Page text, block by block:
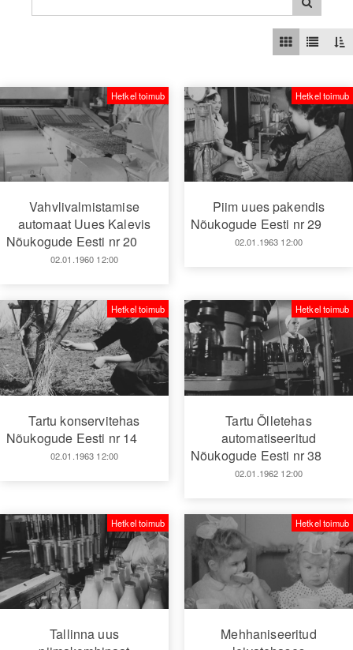
Vahvlivalmistamise
automaat Uues Kalevis
Nõukogude Eesti nr 20
02.01.1960 12:00
Hetkel toimub
Piim uues pakendis
Nõukogude Eesti nr 29
02.01.1963 12:00
Hetkel toimub
Tartu konservitehas
Nõukogude Eesti nr 14
02.01.1963 12:00
Hetkel toimub
Tartu Õlletehas
automatiseeritud
Nõukogude Eesti nr 38
02.01.1962 12:00
Hetkel toimub
Tallinna uus
Hetkel toimub
Mehhaniseeritud
Hetkel toimub